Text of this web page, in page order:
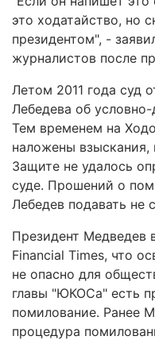
это ходатайство, но
президентом", -
журналистов после
Летом 2011 года суд
Лебедева об
Тем временем на
наложены
Защите не удалось
суде. Прошений о
Лебедев подавать не
Президент Медведев
Financial Times, что
не опасно для
главы "ЮКОСа" есть
помилование. Ранее
процедура